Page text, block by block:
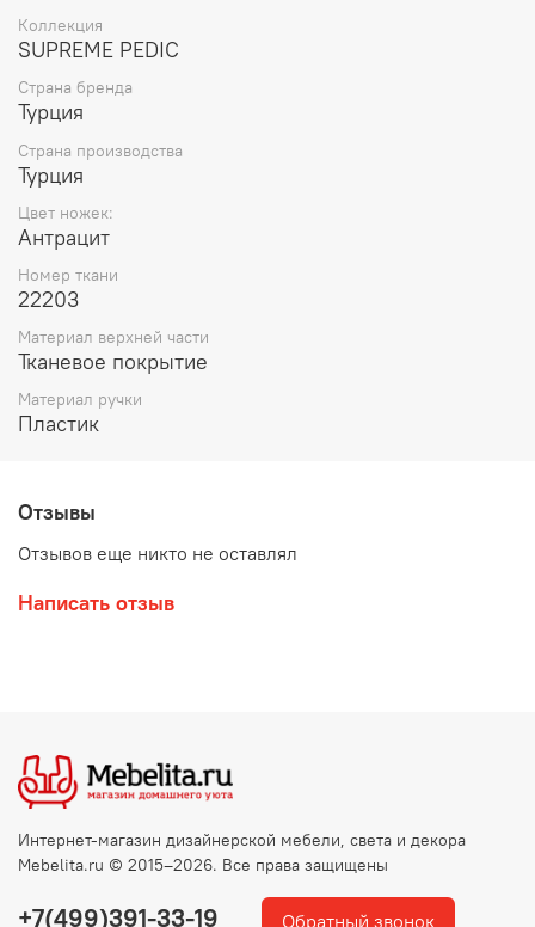
Коллекция
SUPREME PEDIC
Страна бренда
Турция
Страна производства
Турция
Цвет ножек:
Антрацит
Номер ткани
22203
Материал верхней части
Тканевое покрытие
Материал ручки
Пластик
Отзывы
Отзывов еще никто не оставлял
Написать отзыв
+7(499)391-33-19 Обратный звонок
Интернет-магазин дизайнерской мебели, света и декора
Mebelita.ru © 2015–2026. Все права защищены